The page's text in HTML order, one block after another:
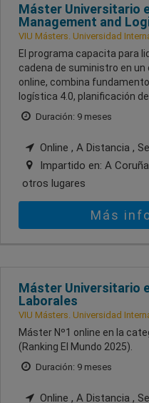
Máster Universitario
Management and
VIU Másters. Universidad
El programa capacita para
cadena de suministro en un
online, combina
logística 4.0, planificación
Duración: 9 meses
Online , A Distancia ,
Impartido en: A
otros lugares
Más
Máster Universitario
Laborales
VIU Másters. Universidad
Máster Nº1 online en la
(Ranking El Mundo 2025).
Duración: 9 meses
Online , A Distancia ,